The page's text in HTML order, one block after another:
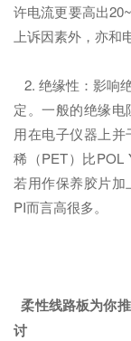
许电流更要高出
上诉因素外，亦和
2. 绝缘性：影响
定。一般的绝缘
用在电子仪器上
稀（PET）比POL
若用作保养胶片
PI而言高很多。
柔性线路板为你
讨